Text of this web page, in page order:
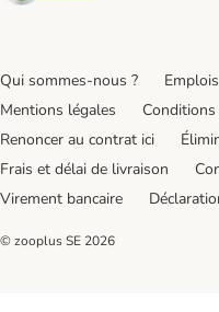
Qui sommes-nous ? Emplois
Mentions légales
Renoncer au contrat ici
Frais et délai de livraison
Virement bancaire
© zooplus SE 2026